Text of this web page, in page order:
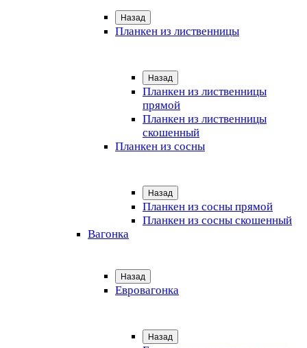
Назад
Планкен из лиственницы
Назад
Планкен из лиственницы
прямой
Планкен из лиственницы
скошенный
Планкен из сосны
Назад
Планкен из сосны прямой
Планкен из сосны скошенный
Вагонка
Назад
Евровагонка
Назад